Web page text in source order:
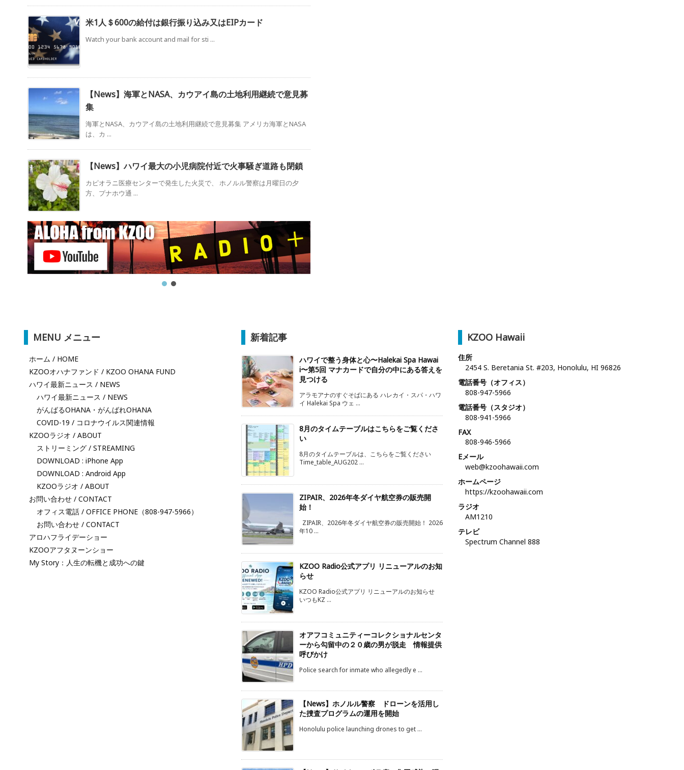
米1人＄600の給付は銀行振り込み又はEIPカード
Watch your bank account and mail for sti ...
【News】海軍とNASA、カウアイ島の土地利用継続で意見募
集
海軍とNASA、カウアイ島の土地利用継続で意見募集 アメリカ海軍とNASA
は、カ ...
【News】ハワイ最大の小児病院付近で火事騒ぎ道路も閉鎖
カピオラニ医療センターで発生した火災で、 ホノルル警察は月曜日の夕
方、プナホウ通 ...
MENU メニュー
ホーム / HOME
KZOOオハナファンド / KZOO OHANA FUND
ハワイ最新ニュース / NEWS
ハワイ最新ニュース / NEWS
がんばるOHANA・がんばれOHANA
COVID-19 / コロナウイルス関連情報
KZOOラジオ / ABOUT
ストリーミング / STREAMING
DOWNLOAD : iPhone App
DOWNLOAD : Android App
KZOOラジオ / ABOUT
お問い合わせ / CONTACT
オフィス電話 / OFFICE PHONE（808-947-5966）
お問い合わせ / CONTACT
アロハフライデーショー
KZOOアフタヌーンショー
My Story：人生の転機と成功への鍵
新着記事
ハワイで整う身体と心〜Halekai Spa Hawai
i〜第5回 マナカードで自分の中にある答えを
見つける
アラモアナのすぐそばにある ハレカイ・スパ・ハワ
イ Halekai Spa ウェ ...
8月のタイムテーブルはこちらをご覧くださ
い
8月のタイムテーブルは、こちらをご覧ください
Time_table_AUG202 ...
ZIPAIR、2026年冬ダイヤ航空券の販売開
始！
ZIPAIR、2026年冬ダイヤ航空券の販売開始！ 2026
年10 ...
KZOO Radio公式アプリ リニューアルのお知
らせ
KZOO Radio公式アプリ リニューアルのお知らせ
いつもKZ ...
オアフコミュニティーコレクショナルセンタ
ーから勾留中の２０歳の男が脱走 情報提供
呼びかけ
Police search for inmate who allegedly e ...
【News】ホノルル警察 ドローンを活用し
た捜査プログラムの運用を開始
Honolulu police launching drones to get ...
KZOO Hawaii
住所
2454 S. Beretania St. #203, Honolulu, HI 96826
電話番号（オフィス）
808-947-5966
電話番号（スタジオ）
808-941-5966
FAX
808-946-5966
Eメール
web@kzoohawaii.com
ホームページ
https://kzoohawaii.com
ラジオ
AM1210
テレビ
Spectrum Channel 888